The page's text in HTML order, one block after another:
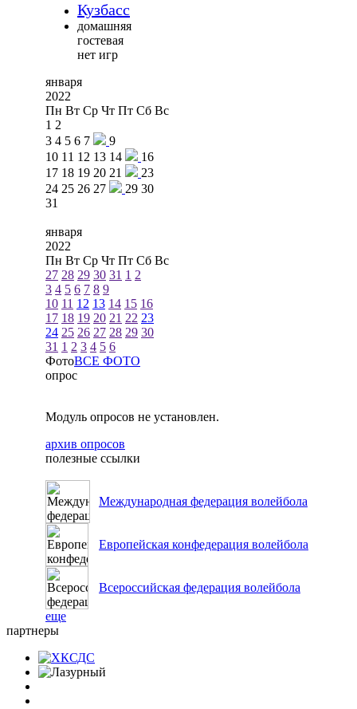
Кузбасс
домашняя
гостевая
нет игр
января
2022
Пн Вт Ср Чт Пт Сб Вс
1 2
3 4 5 6 7
9
10 11 12 13 14
16
17 18 19 20 21
23
24 25 26 27 29 30
31
января
2022
Пн Вт Ср Чт Пт Сб Вс
27 28 29 30 31 1 2
3 4 5 6 7 8 9
10 11 12 13 14 15 16
17 18 19 20 21 22 23
24 25 26 27 28 29 30
31 1 2 3 4 5 6
ФотоВСЕ ФОТО
опрос
Модуль опросов не установлен.
архив опросов
полезные ссылки
Международная федерация волейбола
Европейская конфедерация волейбола
Всероссийская федерация волейбола
еще
партнеры